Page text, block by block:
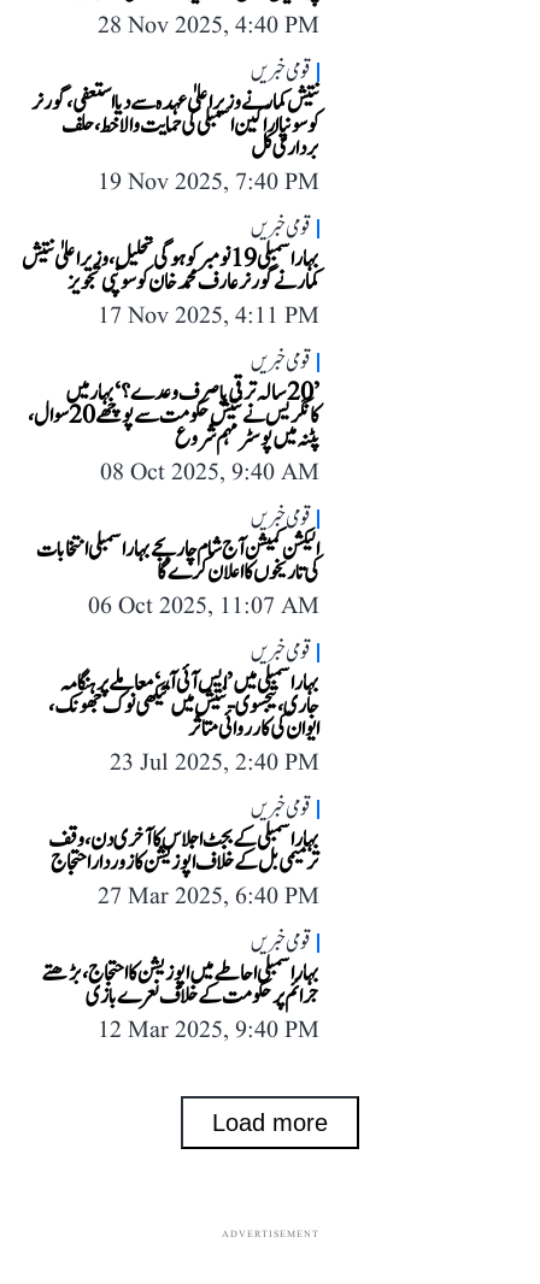
28 Nov 2025, 4:40 PM
قومی خبریں
نتیش کمار نے وزیر اعلیٰ عہدہ سے دیا استعفی، گورنر
کو سونپا اراکین اسمبلی کی حمایت والا خط، حلف
برداری کل
19 Nov 2025, 7:40 PM
قومی خبریں
بہار اسمبلی 19 نومبر کو ہوگی تحلیل، وزیر اعلیٰ نتیش
کمار نے گورنر عارف محمد خان کو سونپی تجویز
17 Nov 2025, 4:11 PM
قومی خبریں
’20 سالہ ترقی یا صرف وعدے؟‘ بہار میں
کانگریس نے نتیش حکومت سے پوچھے 20 سوال،
پٹنہ میں پوسٹر مہم شروع
08 Oct 2025, 9:40 AM
قومی خبریں
الیکشن کمیشن آج شام چار بجے بہار اسمبلی انتخابات
کی تاریخوں کا اعلان کرے گا
06 Oct 2025, 11:07 AM
قومی خبریں
بہار اسمبلی میں ’ایس آئی آر‘ معاملے پر ہنگامہ
جاری، تیجسوی-نتیش میں تیکھی نوک جھونک،
ایوان کی کارروائی متاثر
23 Jul 2025, 2:40 PM
قومی خبریں
بہار اسمبلی کے بجٹ اجلاس کا آخری دن، وقف
ترمیمی بل کے خلاف اپوزیشن کا زوردار احتجاج
27 Mar 2025, 6:40 PM
قومی خبریں
بہار اسمبلی احاطے میں اپوزیشن کا احتجاج، بڑھتے
جرائم پر حکومت کے خلاف نعرے بازی
12 Mar 2025, 9:40 PM
Load more
ADVERTISEMENT